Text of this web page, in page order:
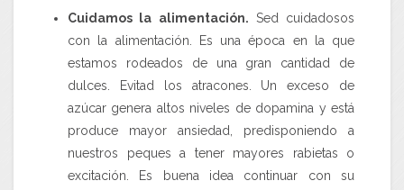
Cuidamos la alimentación. Sed cuidadosos
con la alimentación. Es una época en la que
estamos rodeados de una gran cantidad de
dulces. Evitad los atracones. Un exceso de
azúcar genera altos niveles de dopamina y está
produce mayor ansiedad, predisponiendo a
nuestros peques a tener mayores rabietas o
excitación. Es buena idea continuar con su